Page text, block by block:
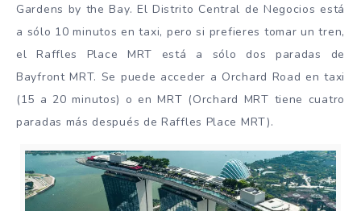
Gardens by the Bay. El Distrito Central de Negocios está
a sólo 10 minutos en taxi, pero si prefieres tomar un tren,
el Raffles Place MRT está a sólo dos paradas de
Bayfront MRT. Se puede acceder a Orchard Road en taxi
(15 a 20 minutos) o en MRT (Orchard MRT tiene cuatro
paradas más después de Raffles Place MRT).